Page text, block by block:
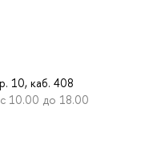
10, каб. 408
10.00 до 18.00